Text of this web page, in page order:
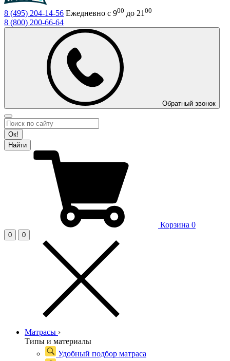
8 (495) 204-14-56 Ежедневно с 900 до 21 00
8 (800) 200-66-64
Обратный звонок
Ок!
Найти
Корзина 0
0 0
Матрасы ›
Типы и материалы
Удобный подбор матраса